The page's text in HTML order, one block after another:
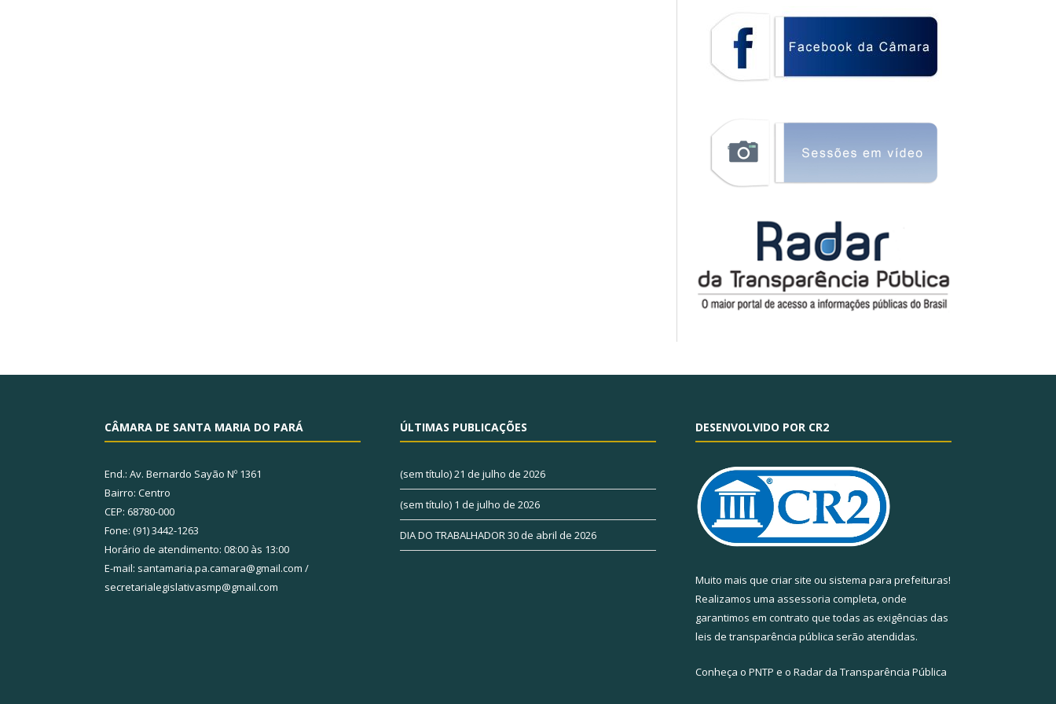
CÂMARA DE SANTA MARIA DO PARÁ
End.: Av. Bernardo Sayão Nº 1361
Bairro: Centro
CEP: 68780-000
Fone: (91) 3442-1263
Horário de atendimento: 08:00 às 13:00
E-mail: santamaria.pa.camara@gmail.com /
secretarialegislativasmp@gmail.com
ÚLTIMAS PUBLICAÇÕES
(sem título)21 de julho de 2026
(sem título) 1 de julho de 2026
DIA DO TRABALHADOR30 de abril de 2026
DESENVOLVIDO POR CR2
Muito mais que criar site ou sistema para prefeituras!
Realizamos uma assessoria completa, onde
garantimos em contrato que todas as exigências das
leis de transparência pública serão atendidas.
Conheça o PNTP e o Radar da Transparência Pública